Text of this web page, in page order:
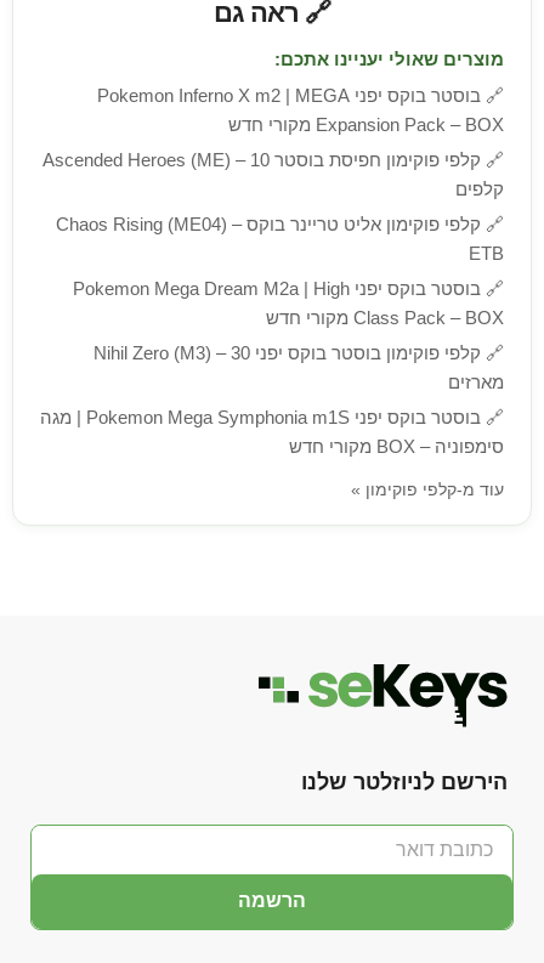
🔗 ראה גם
מוצרים שאולי יעניינו אתכם:
🔗
בוסטר בוקס יפני Pokemon Inferno X m2 | MEGA
Expansion Pack – BOX מקורי חדש
🔗
קלפי פוקימון חפיסת בוסטר Ascended Heroes (ME) – 10
קלפים
🔗
קלפי פוקימון אליט טריינר בוקס Chaos Rising (ME04) –
ETB
🔗
בוסטר בוקס יפני Pokemon Mega Dream M2a | High
Class Pack – BOX מקורי חדש
🔗
קלפי פוקימון בוסטר בוקס יפני Nihil Zero (M3) – 30
מארזים
🔗
בוסטר בוקס יפני Pokemon Mega Symphonia m1S | מגה
סימפוניה – BOX מקורי חדש
עוד מ-קלפי פוקימון »
הירשם לניוזלטר שלנו
הרשמה